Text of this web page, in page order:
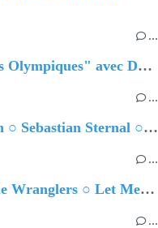
…
Célébrez "Les Olympiques" avec DVTR !
…
Airelle Besson ○ Sebastian Sternal ○ Jonas Burgwinkel
…
Ted Z and The Wranglers ○ Let Me Be Your Sin
…